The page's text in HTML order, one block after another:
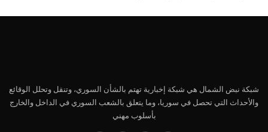
شبكة نبض الشمال هي شبكة إخبارية تهتم بالشأن السوري، وتنقل وتحلل الوقائع
والأحداث التي تحصل في سوريا، وما يتعلق بالشعب السوري في الداخل والخارج
بأسلوب مهني